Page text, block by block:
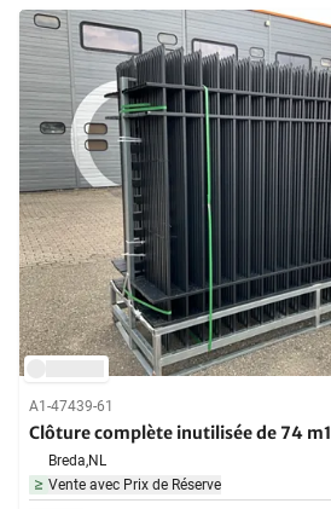
A1-47439-61
Clôture complète inutilisée de 74
Breda,NL
Vente avec Prix de Réserve